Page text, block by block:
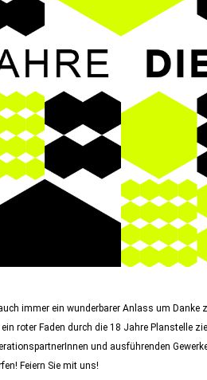
immer ein wunderbarer Anlass um
roter Faden durch die 18 Jahre Planstelle
und ausführenden
Feiern Sie mit uns!